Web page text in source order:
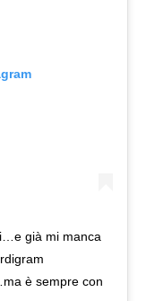
già mi manca
è sempre con